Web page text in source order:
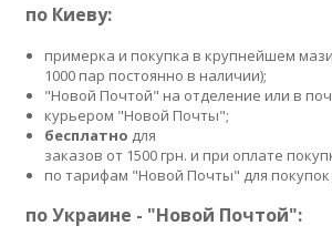
по Киеву:
примерка и покупка в крупнейшем
1000 пар постоянно в наличии);
"Новой Почтой" на отделение или в
курьером "Новой Почты";
бесплатно для
заказов от 1500 грн. и при оплате
по тарифам "Новой Почты" для покупок
по Украине - "Новой Почтой":